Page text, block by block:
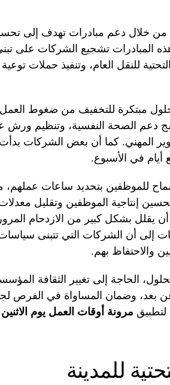
من خلال دعم مبادرات تهدف إلى
المبادرات تشجيع الشركات على
للنقل العام، وتنفيذ حملات
مبتكرة للتخفيف من ضغوط
دعم الصحة النفسية، وتنظيم
المهني. كما أن بعض الشركات
أيام في الأسبوع.
للموظفين بتحديد ساعات عملهم،
إنتاجية الموظفين وتقليل معدلات
يقلل بشكل كبير من الازدحام
إلى أن الشركات التي تتبنى
والاحتفاظ بهم.
الحاجة إلى تغيير الثقافة
عن بعد، وضمان المساواة في الفرص
لتطبيق مرونة أوقات العمل يوم الاثنين
للمدينة